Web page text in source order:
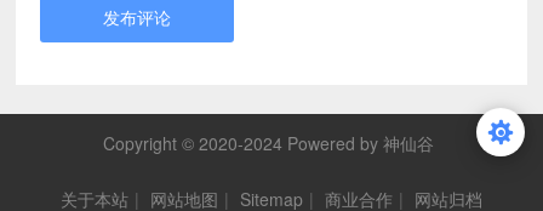
发布评论
Copyright © 2020-2024 Powered by 神仙谷
关于本站 | 网站地图 | Sitemap | 商业合作 | 网站归档